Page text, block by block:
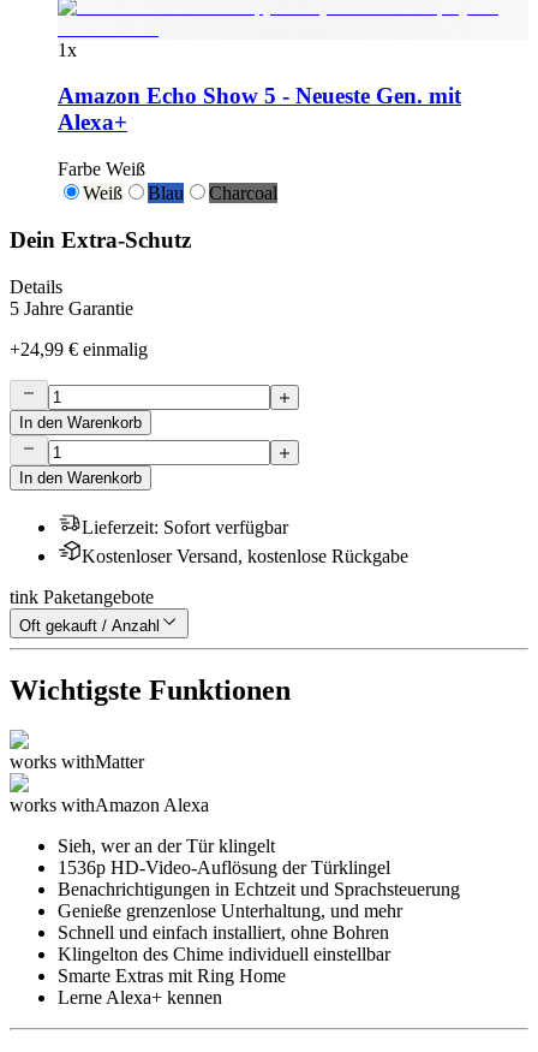
1x
Amazon Echo Show 5 - Neueste Gen. mit
Alexa+
Farbe Weiß
Weiß
Blau Charcoal
Dein Extra-Schutz
Details
5 Jahre Garantie
+24,99 € einmalig
In den Warenkorb
In den Warenkorb
Lieferzeit: Sofort verfügbar
Kostenloser Versand, kostenlose Rückgabe
tink Paketangebote
Oft gekauft / Anzahl
Wichtigste Funktionen
works withMatter
works withAmazon Alexa
Sieh, wer an der Tür klingelt
1536p HD-Video-Auflösung der Türklingel
Benachrichtigungen in Echtzeit und Sprachsteuerung
Genieße grenzenlose Unterhaltung, und mehr
Schnell und einfach installiert, ohne Bohren
Klingelton des Chime individuell einstellbar
Smarte Extras mit Ring Home
Lerne Alexa+ kennen